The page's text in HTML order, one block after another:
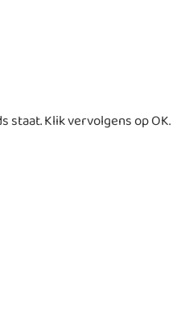
staat. Klik vervolgens op OK.